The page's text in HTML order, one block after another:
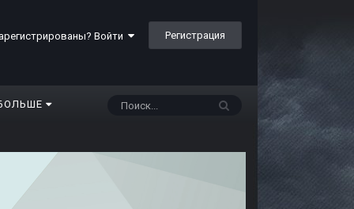
Войти Регистрация